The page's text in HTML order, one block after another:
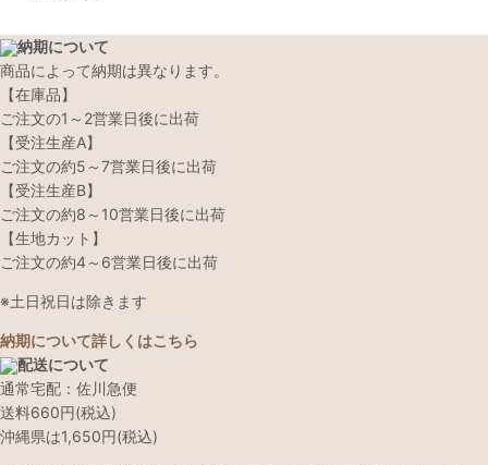
納期について
商品によって納期は異なります。
【在庫品】
ご注文の1～2営業日後に出荷
【受注生産A】
ご注文の約5～7営業日後に出荷
【受注生産B】
ご注文の約8～10営業日後に出荷
【生地カット】
ご注文の約4～6営業日後に出荷
※土日祝日は除きます
納期について詳しくはこちら
配送について
通常宅配：佐川急便
送料660円(税込)
沖縄県は1,650円(税込)